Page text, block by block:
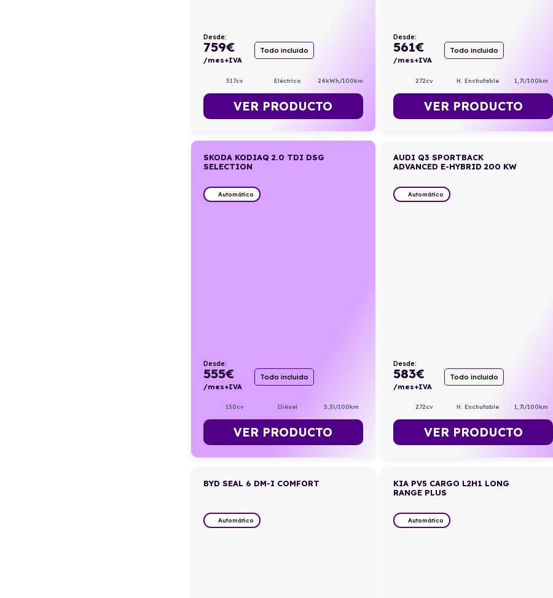
Desde:
759€
/mes+IVA
Todo incluido
517cv Eléctrico 24kWh/100km
VER PRODUCTO
Desde:
561€
/mes+IVA
Todo incluido
272cv H. Enchufable 1,7l/100km
VER PRODUCTO
SKODA KODIAQ 2.0 TDI DSG
SELECTION
Automático
Desde:
555€
/mes+IVA
Todo incluido
150cv Diésel 5,3l/100km
VER PRODUCTO
AUDI Q3 SPORTBACK
ADVANCED E-HYBRID 200 KW
Automático
Desde:
583€
/mes+IVA
Todo incluido
272cv H. Enchufable 1,7l/100km
VER PRODUCTO
BYD SEAL 6 DM-I COMFORT
Automático
KIA PV5 CARGO L2H1 LONG
RANGE PLUS
Automático